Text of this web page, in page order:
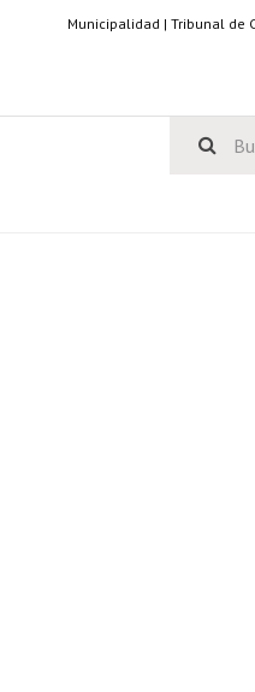
Municipalidad | Tribunal de